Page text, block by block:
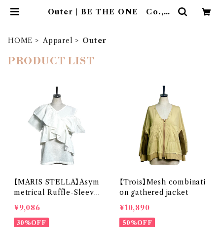
Outer | BE THE ONE Co.,Lt
HOME Apparel Outer
PRODUCT LIST
【MARIS STELLA】Asym
metrical Ruffle-Sleeve
Blouse
¥9,086
30%OFF
【Trois】Mesh combinati
on gathered jacket
¥10,890
50%OFF